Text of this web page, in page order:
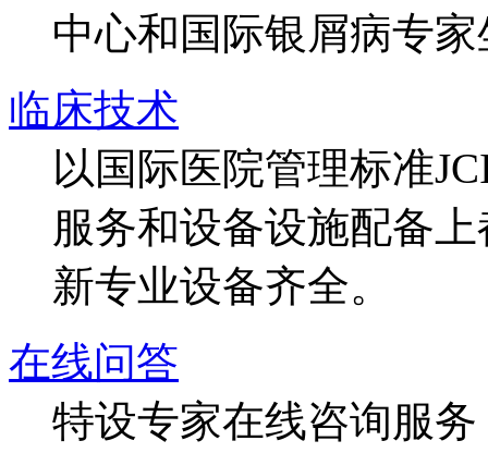
中心和国际银屑病专
临床技术
以国际医院管理标准
服务和设备设施配备
新专业设备齐全。
在线问答
特设专家在线咨询服